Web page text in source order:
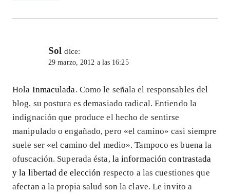
Sol dice:
29 marzo, 2012 a las 16:25
Hola Inmaculada. Como le señala el responsables del
blog, su postura es demasiado radical. Entiendo la
indignación que produce el hecho de sentirse
manipulado o engañado, pero «el camino» casi siempre
suele ser «el camino del medio». Tampoco es buena la
ofuscación. Superada ésta, la información contrastada
y la libertad de elección respecto a las cuestiones que
afectan a la propia salud son la clave. Le invito a